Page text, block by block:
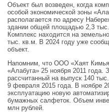
Объект был возведен, когда
особой экономической зоны
располагается по адресу
здании общей площадью 2,3
Комплекс находится на
тыс. кв.м. В 2024 году уже
объект.
Напомним, что ООО «Хаят
«Алабуга» 25 ноября 2011 года.
рассчитанный на выпуск 140
9 февраля 2015 года. В ноябре
эксплуатацию новую
бумажных салфеток. Объем
млн рублей.